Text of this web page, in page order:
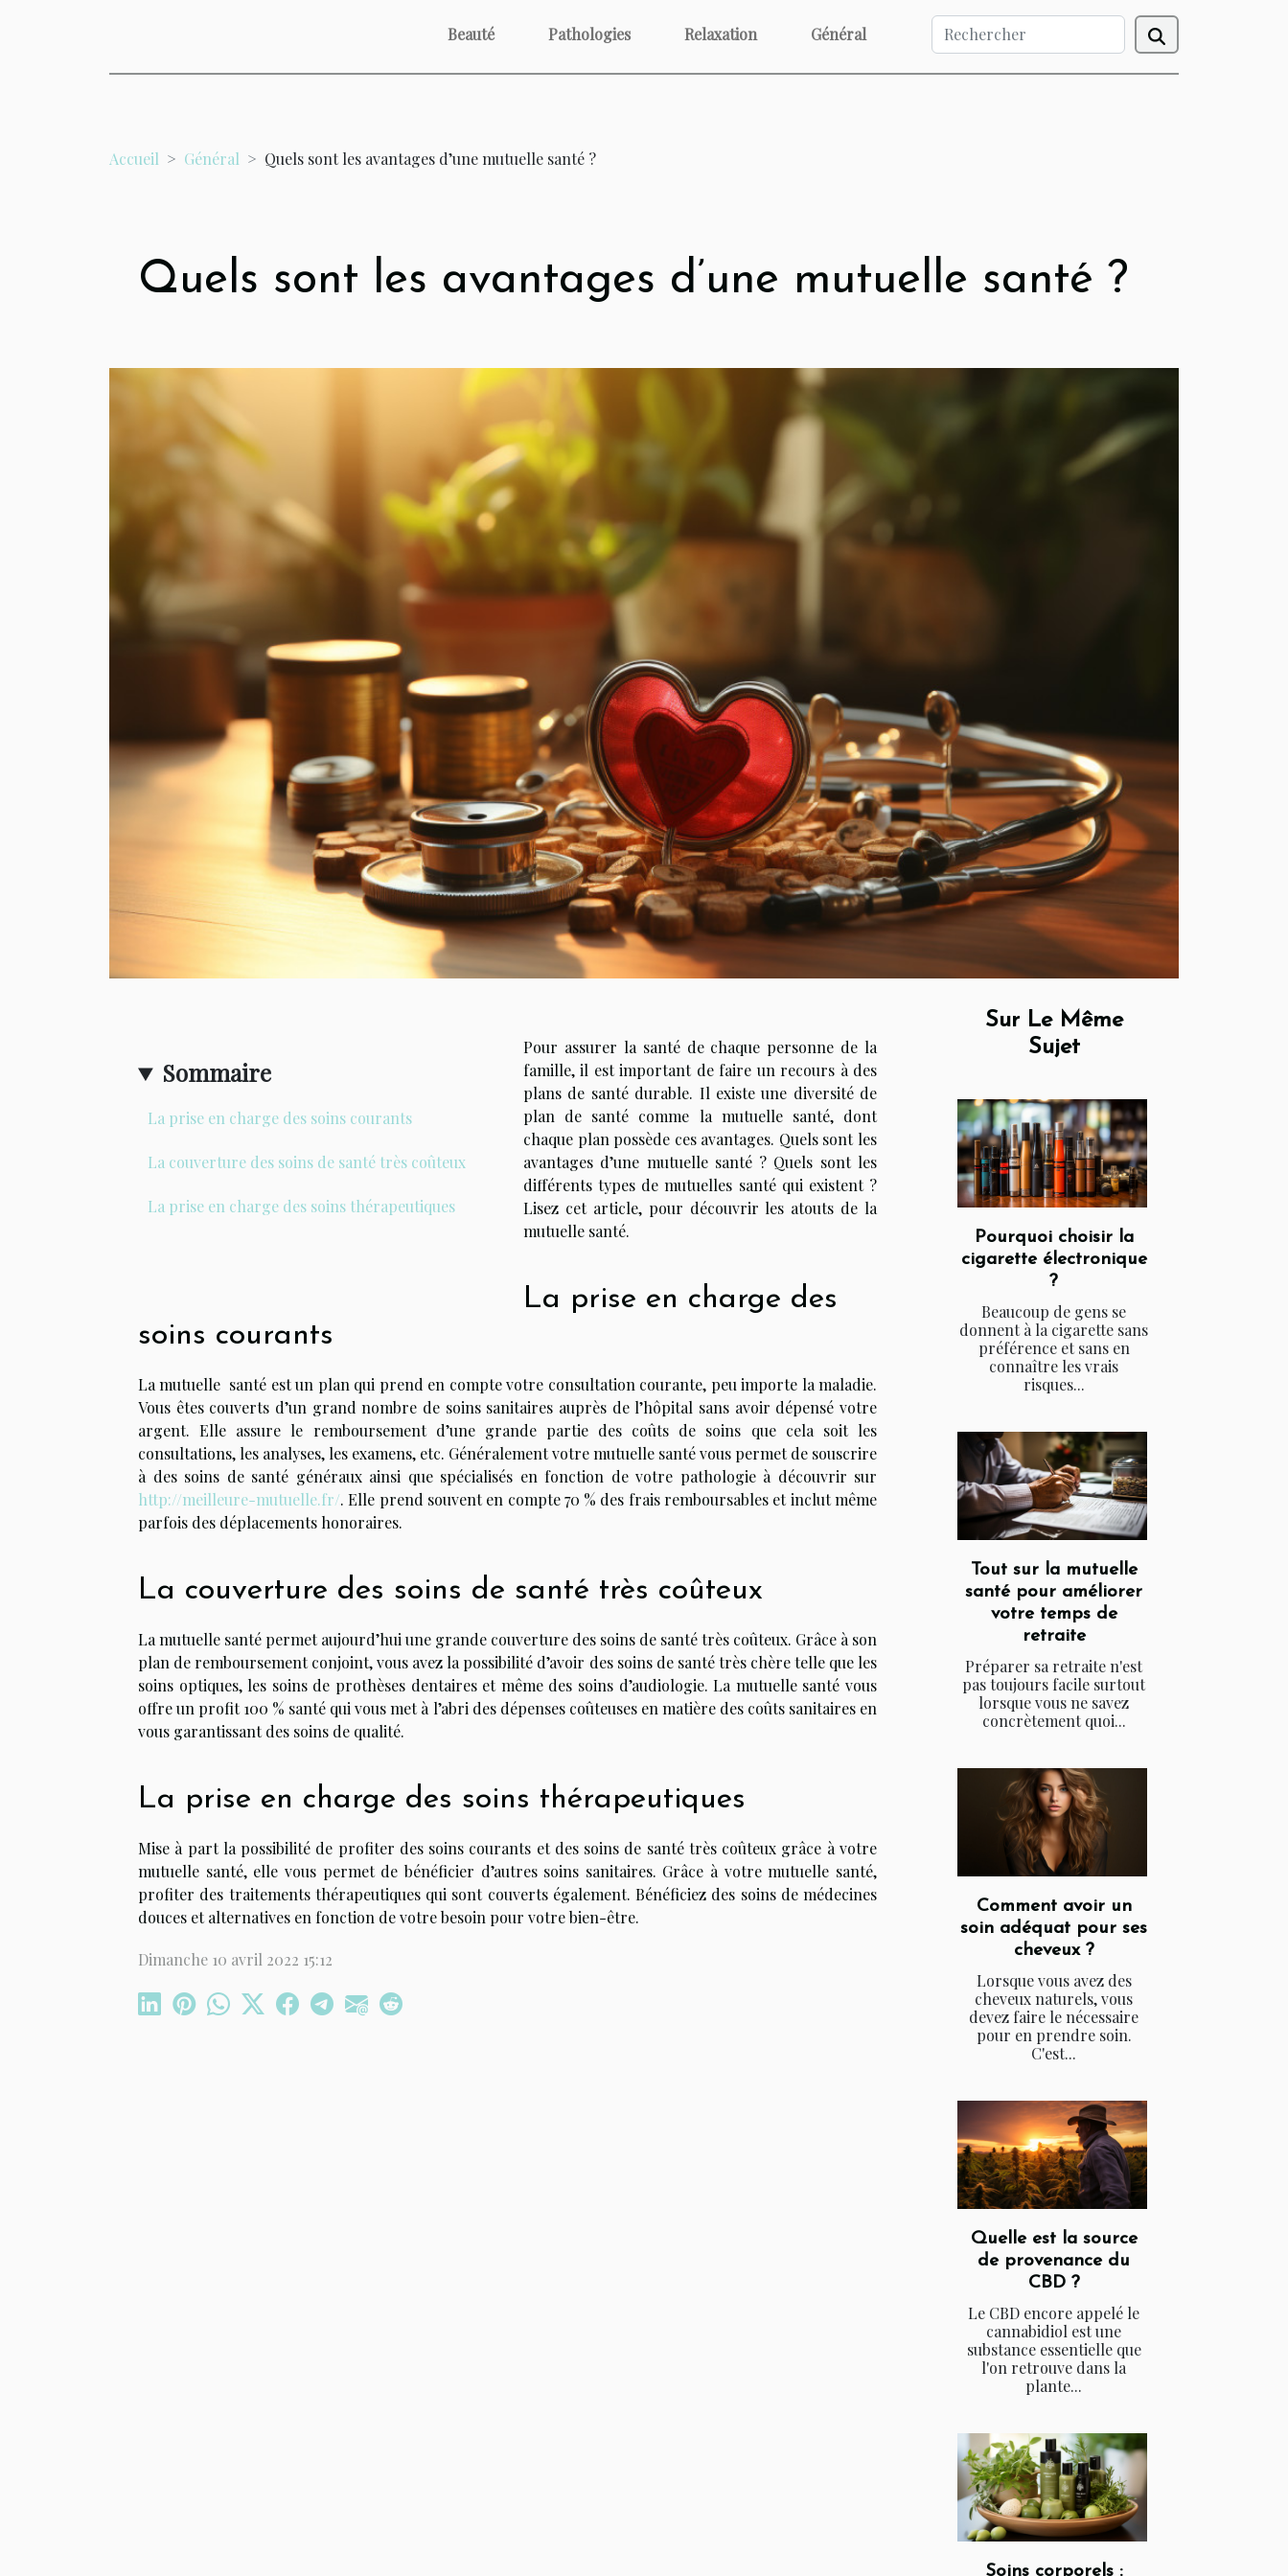
Beauté Pathologies Relaxation Général
Accueil Général Quels sont les avantages d’une mutuelle santé ?
Quels sont les avantages d’une mutuelle santé ?
Sommaire
La prise en charge des soins courants
La couverture des soins de santé très coûteux
La prise en charge des soins thérapeutiques
Pour assurer la santé de chaque personne de la
famille, il est important de faire un recours à des
plans de santé durable. Il existe une diversité de
plan de santé comme la mutuelle santé, dont
chaque plan possède ces avantages. Quels sont les
avantages d’une mutuelle santé ? Quels sont les
différents types de mutuelles santé qui existent ?
Lisez cet article, pour découvrir les atouts de la
mutuelle santé.
La prise en charge des
soins courants
La mutuelle santé est un plan qui prend en compte votre consultation courante, peu importe la maladie.
Vous êtes couverts d’un grand nombre de soins sanitaires auprès de l’hôpital sans avoir dépensé votre
argent. Elle assure le remboursement d’une grande partie des coûts de soins que cela soit les
consultations, les analyses, les examens, etc. Généralement votre mutuelle santé vous permet de souscrire
à des soins de santé généraux ainsi que spécialisés en fonction de votre pathologie à découvrir sur
http://meilleure-mutuelle.fr/. Elle prend souvent en compte 70 % des frais remboursables et inclut même
parfois des déplacements honoraires.
La couverture des soins de santé très coûteux
La mutuelle santé permet aujourd’hui une grande couverture des soins de santé très coûteux. Grâce à son
plan de remboursement conjoint, vous avez la possibilité d’avoir des soins de santé très chère telle que les
soins optiques, les soins de prothèses dentaires et même des soins d’audiologie. La mutuelle santé vous
offre un profit 100 % santé qui vous met à l’abri des dépenses coûteuses en matière des coûts sanitaires en
vous garantissant des soins de qualité.
La prise en charge des soins thérapeutiques
Mise à part la possibilité de profiter des soins courants et des soins de santé très coûteux grâce à votre
mutuelle santé, elle vous permet de bénéficier d’autres soins sanitaires. Grâce à votre mutuelle santé,
profiter des traitements thérapeutiques qui sont couverts également. Bénéficiez des soins de médecines
douces et alternatives en fonction de votre besoin pour votre bien-être.
Dimanche 10 avril 2022 15:12
Sur Le Même
Sujet
Pourquoi choisir la
cigarette électronique
?
Beaucoup de gens se
donnent à la cigarette sans
préférence et sans en
connaître les vrais
risques...
Tout sur la mutuelle
santé pour améliorer
votre temps de
retraite
Préparer sa retraite n'est
pas toujours facile surtout
lorsque vous ne savez
concrètement quoi...
Comment avoir un
soin adéquat pour ses
cheveux ?
Lorsque vous avez des
cheveux naturels, vous
devez faire le nécessaire
pour en prendre soin.
C'est...
Quelle est la source
de provenance du
CBD ?
Le CBD encore appelé le
cannabidiol est une
substance essentielle que
l'on retrouve dans la
plante...
Soins corporels :